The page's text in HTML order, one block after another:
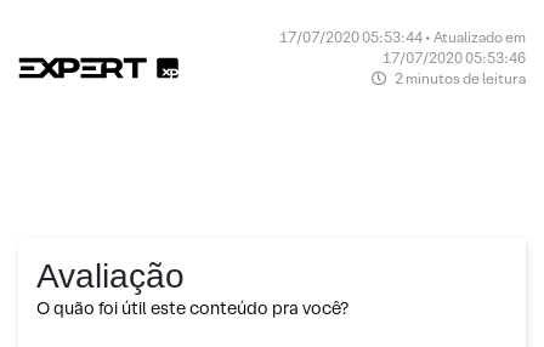
17/07/2020 05:53:44 • Atualizado em
17/07/2020 05:53:46
2 minutos de leitura
Avaliação
O quão foi útil este conteúdo pra você?